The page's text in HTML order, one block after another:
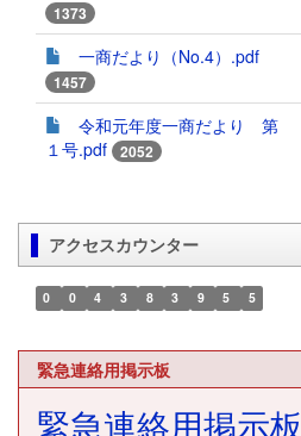
1373
一商だより（No.4）.pdf
1457
令和元年度一商だより 第
１号.pdf
2052
アクセスカウンター
0 0 4 3 8 3 9 5 5
緊急連絡用掲示板
緊急連絡用掲示板